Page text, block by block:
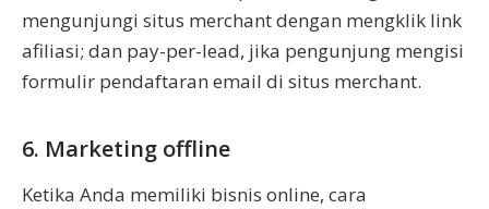
mengunjungi situs merchant dengan mengklik link
afiliasi; dan pay-per-lead, jika pengunjung mengisi
formulir pendaftaran email di situs merchant.
6. Marketing offline
Ketika Anda memiliki bisnis online, cara